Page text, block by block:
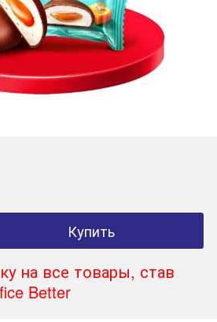
Купить
на все товары, став
Better